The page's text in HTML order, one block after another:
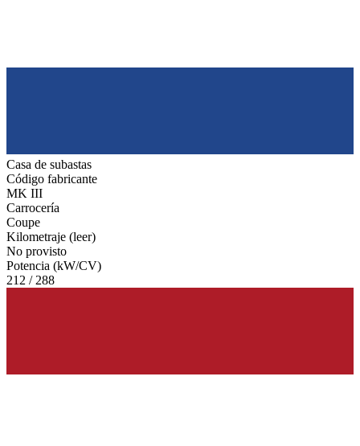
Casa de subastas
Código fabricante
MK III
Carrocería
Coupe
Kilometraje (leer)
No provisto
Potencia (kW/CV)
212 / 288